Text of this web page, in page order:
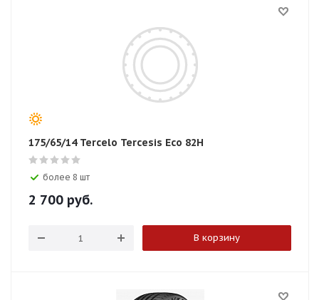
175/65/14 Tercelo Tercesis Eco 82H
более 8 шт
2 700 руб.
В корзину